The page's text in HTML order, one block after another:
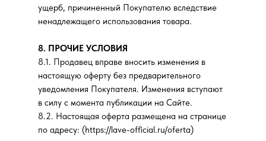
ущерб, причиненный Покупателю вследствие
ненадлежащего использования товара.
8. ПРОЧИЕ УСЛОВИЯ
8.1. Продавец вправе вносить изменения в
настоящую оферту без предварительного
уведомления Покупателя. Изменения вступают
в силу с момента публикации на Сайте.
8.2. Настоящая оферта размещена на странице
по адресу: (https://lave-official.ru/oferta)
Адреса магазинов
+7 (985) 542-32-45
Санкт-Петербург, Пушкинская улица, 19
+7 (911) 982-93-77
Ежедневно 11:00 - 21:00
+7 (499) 719 30-80
Казань, Университетская улица, 7/80
laveofficial@yandex.ru
Адреса магазинов
Москва, Милютинский переулок, 3
Санкт-Петербург, Пушкинская улица, 19
Казань, Университетская улица, 7/80
+7 (911) 982-93-77